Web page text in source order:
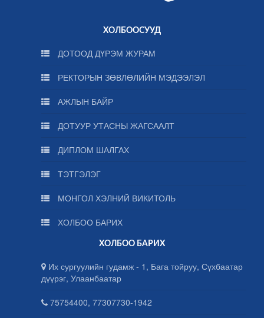
ХОЛБООСУУД
ДОТООД ДҮРЭМ ЖУРАМ
РЕКТОРЫН ЗӨВЛӨЛИЙН МЭДЭЭЛЭЛ
АЖЛЫН БАЙР
ДОТУУР УТАСНЫ ЖАГСААЛТ
ДИПЛОМ ШАЛГАХ
ТЭТГЭЛЭГ
МОНГОЛ ХЭЛНИЙ ВИКИТОЛЬ
ХОЛБОО БАРИХ
ХОЛБОО БАРИХ
Их сургуулийн гудамж - 1, Бага тойруу, Сүхбаатар
дүүрэг, Улаанбаатар
75754400, 77307730-1942